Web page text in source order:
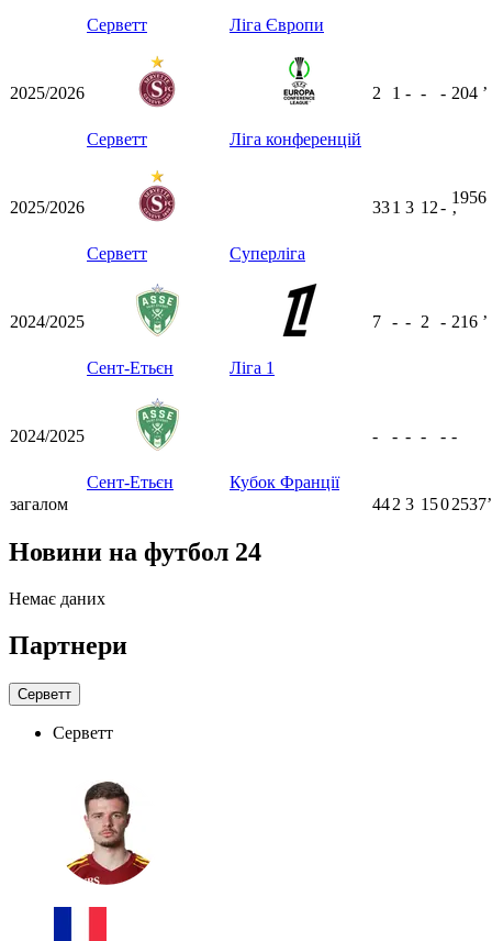
Серветт Ліга Європи
2025/2026
Серветт Ліга конференцій
2 1 - - - 204 ʼ
2025/2026
Серветт Суперліга
331 3 12-
1956
ʼ
2024/2025
Сент-Етьєн Ліга 1
7 - - 2 - 216 ʼ
2024/2025
Сент-Етьєн Кубок Франції
- - - - - -
загалом 442 3 1502537ʼ
Новини на футбол 24
Немає даних
Партнери
Серветт
Серветт